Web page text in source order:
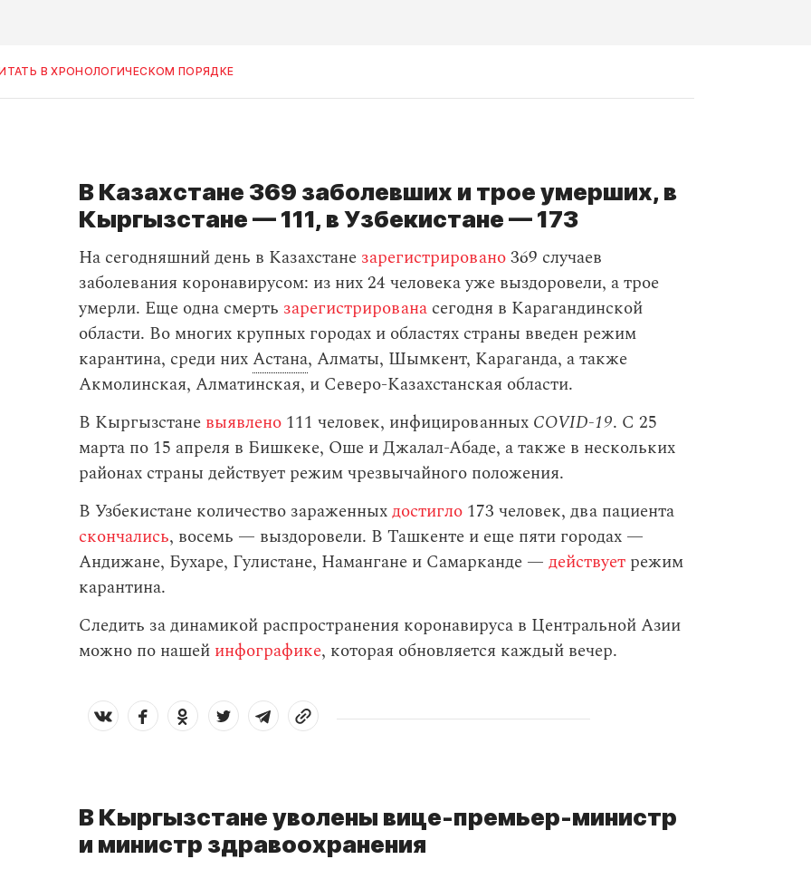
В ХРОНОЛОГИЧЕСКОМ ПОРЯДКЕ
В Казахстане 369 заболевших и трое умерших, в
Кыргызстане — 111, в Узбекистане — 173
На сегодняшний день в Казахстане зарегистрировано369 случаев
заболевания коронавирусом: из них 24 человека уже выздоровели, а трое
умерли. Еще одна смерть зарегистрирована сегодня в Карагандинской
области. Во многих крупных городах и областях страны введен режим
карантина, среди нихАстана, Алматы, Шымкент, Караганда, а также
Акмолинская, Алматинская, и Северо-Казахстанская области.
В Кыргызстане выявлено 111 человек, инфицированных COVID-19. С 25
марта по 15 апреля в Бишкеке, Оше и Джалал-Абаде, а также в нескольких
районах страны действует режим чрезвычайного положения.
В Узбекистане количество зараженныхдостигло 173 человек, два пациента
скончались, восемь — выздоровели. В Ташкенте и еще пяти городах —
Андижане, Бухаре, Гулистане, Намангане и Самарканде — действует режим
карантина.
Следить за динамикой распространения коронавируса в Центральной Азии
можно по нашей инфографике, которая обновляется каждый вечер.
В Кыргызстане уволены вице-премьер-министр
и министр здравоохранения